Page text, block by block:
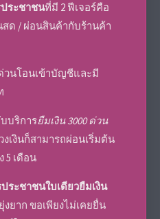
ระชาชนที่มี 2 ฟีเจอร์คือ
สด / ผ่อนสินค้ากับร้านค้า
ด่วนโอนเข้าบัญชีและมี
บริการยืมเงิน 3000 ด่วน
งเงินก็สามารถผ่อนเริ่มต้น
5 เดือน
ระชาชนใบเดียวยืมเงิน
งยาก ขอเพียงไม่เคยยื่น